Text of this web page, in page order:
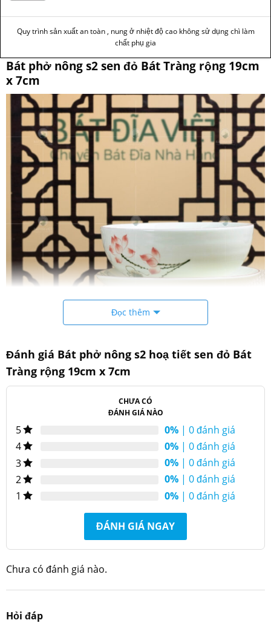
Quy trình sản xuất an toàn , nung ở nhiệt độ cao không sử dụng chì làm
chất phụ gia
Bát phở nông s2 sen đỏ Bát Tràng rộng 19cm
x 7cm
Bát phở nông s2 sen đỏ Bát Tràng
Đọc thêm
Đánh giá Bát phở nông s2 hoạ tiết sen đỏ Bát
Tràng rộng 19cm x 7cm
CHƯA CÓ
ĐÁNH GIÁ NÀO
5 0% | 0 đánh giá
4
0% | 0 đánh giá
3
0% | 0 đánh giá
2
0% | 0 đánh giá
1
0% | 0 đánh giá
ĐÁNH GIÁ NGAY
Chưa có đánh giá nào.
Hỏi đáp